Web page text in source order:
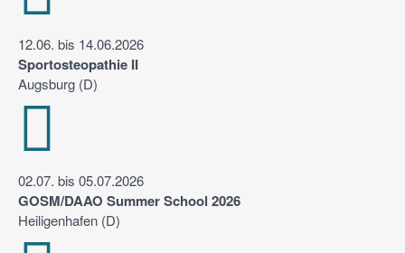
12.06. bis 14.06.2026
Sportosteopathie II
Augsburg (D)
02.07. bis 05.07.2026
GOSM/DAAO Summer School 2026
Heiligenhafen (D)